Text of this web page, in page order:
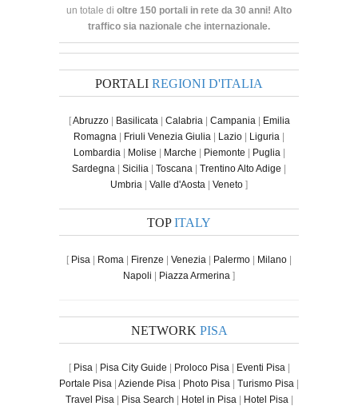
un totale di oltre 150 portali in rete da 30 anni! Alto
traffico sia nazionale che internazionale.
PORTALI REGIONI D'ITALIA
[Abruzzo| Basilicata| Calabria| Campania|
Emilia
Romagna
Friuli Venezia Giulia Lazio Liguria
Lombardia| Molise Marche Piemonte Puglia|
Sardegna
Sicilia Toscana Trentino Alto Adige
Umbria
Valle d'Aosta Veneto ]
TOPITALY
[ Pisa Roma Firenze Venezia Palermo Milano
Napoli
Piazza Armerina ]
NETWORK PISA
[ Pisa| Pisa City Guide Proloco Pisa| Eventi Pisa|
Portale Pisa Aziende Pisa Photo Pisa Turismo Pisa
Travel Pisa| Pisa Search Hotel in Pisa| Hotel Pisa|